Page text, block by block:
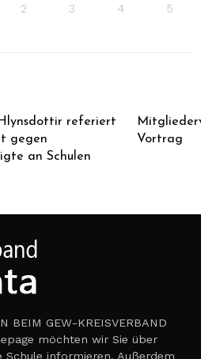
2 3 4 5
referiert
gegen
an Schulen
Vortrag
BEIM GEW-KREISVERBAND
möchten wir Sie über
Schule informieren. Außerdem